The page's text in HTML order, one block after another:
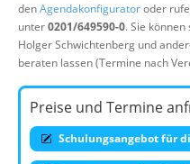
denAgendakonfiguratoroder
unter0201/649590-0. Sie
Holger Schwichtenberg und
beraten lassen (Termine nach
Preise und Termine
Schulungsangebot für